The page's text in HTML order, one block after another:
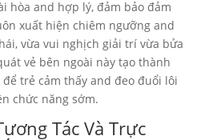
hòa and hợp lý, đảm bảo đảm
xuất hiện chiêm ngưỡng and
vừa vui nghịch giải trí vừa bửa
vẻ bên ngoài này tạo thành
trẻ cảm thấy and đeo đuổi lôi
chức năng sớm.
Tác Và Trực